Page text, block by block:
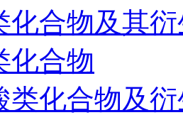
化合物及其
化合物
类化合物及